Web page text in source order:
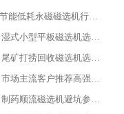
2026节能低耗永磁磁选机行业优选标杆 临朐华体会手机网页版-华体会(中国) 专业生产厂家
2026 湿式小型平板磁选机选矿适配设备 临朐华体会手机网页版-华体会(中国) 实体生产厂家直供
2026 尾矿打捞回收磁选机选购 主流市场推荐实力生产厂家
2026 市场主流客户推荐高强磁高效磁选机靠谱生产厂家
2026 制药顺流磁选机避坑参考：售后完善案例多厂家华体会手机网页版-华体会(中国)